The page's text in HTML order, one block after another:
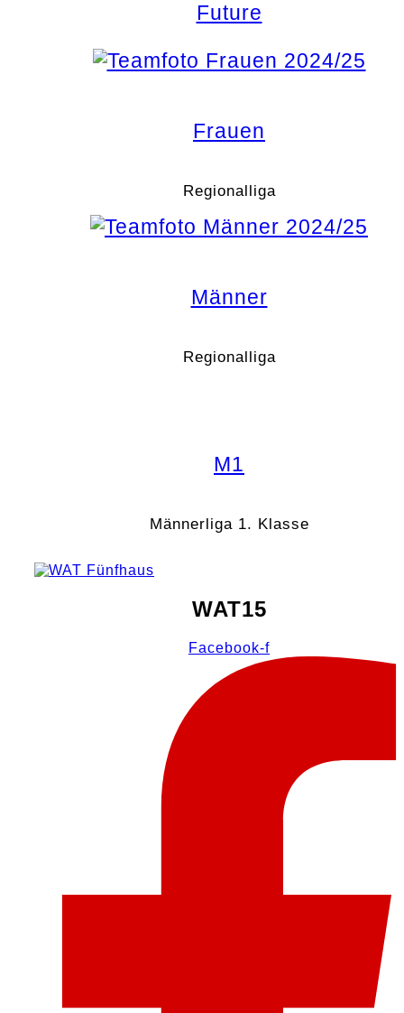
Future
Frauen
Regionalliga
Männer
Regionalliga
M1
Männerliga 1. Klasse
WAT15
Facebook-f